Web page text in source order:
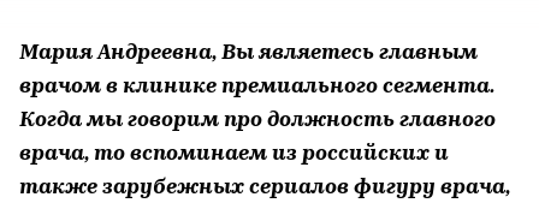
Мария Андреевна, Вы являетесь главным
врачом в клинике премиального сегмента.
Когда мы говорим про должность главного
врача, то вспоминаем из российских и
также зарубежных сериалов фигуру врача,